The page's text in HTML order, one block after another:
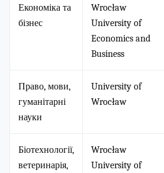
Економіка та
бізнес
Wrocław
University of
Economics and
Business
Право, мови,
гуманітарні
науки
University of
Wrocław
Біотехнології,
ветеринарія,
Wrocław
University of